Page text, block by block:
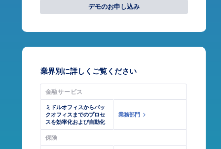
デモのお申し込み
業界別に詳しくご覧ください
金融サービス
ミドルオフィスからバッ
クオフィスまでのプロセ
スを効率化および自動化
業務部門
保険